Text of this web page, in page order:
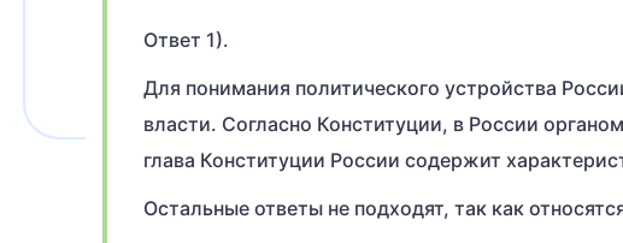
Ответ 1).
Для понимания политического устройства
власти. Согласно Конституции, в России
глава Конституции России содержит
Остальные ответы не подходят, так как